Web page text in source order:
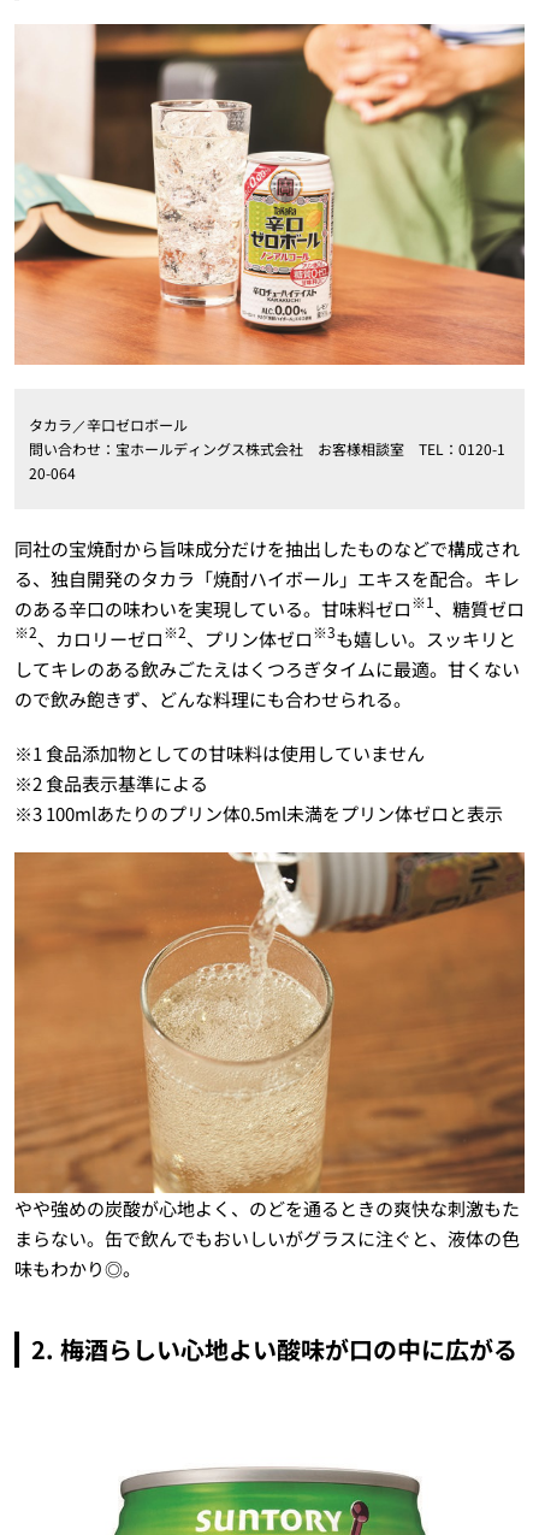
タカラ／辛口ゼロボール
問い合わせ：宝ホールディングス株式会社 お客様相談室 TEL：0120-1
20-064
同社の宝焼酎から旨味成分だけを抽出したものなどで構成され
る、独自開発のタカラ「焼酎ハイボール」エキスを配合。キレ
のある辛口の味わいを実現している。甘味料ゼロ※1、糖質ゼロ
※2、カロリーゼロ※2、プリン体ゼロ※3も嬉しい。スッキリと
してキレのある飲みごたえはくつろぎタイムに最適。甘くない
ので飲み飽きず、どんな料理にも合わせられる。
※1 食品添加物としての甘味料は使用していません
※2 食品表示基準による
※3 100mlあたりのプリン体0.5ml未満をプリン体ゼロと表示
やや強めの炭酸が心地よく、のどを通るときの爽快な刺激もた
まらない。缶で飲んでもおいしいがグラスに注ぐと、液体の色
味もわかり◎。
2. 梅酒らしい心地よい酸味が口の中に広がる